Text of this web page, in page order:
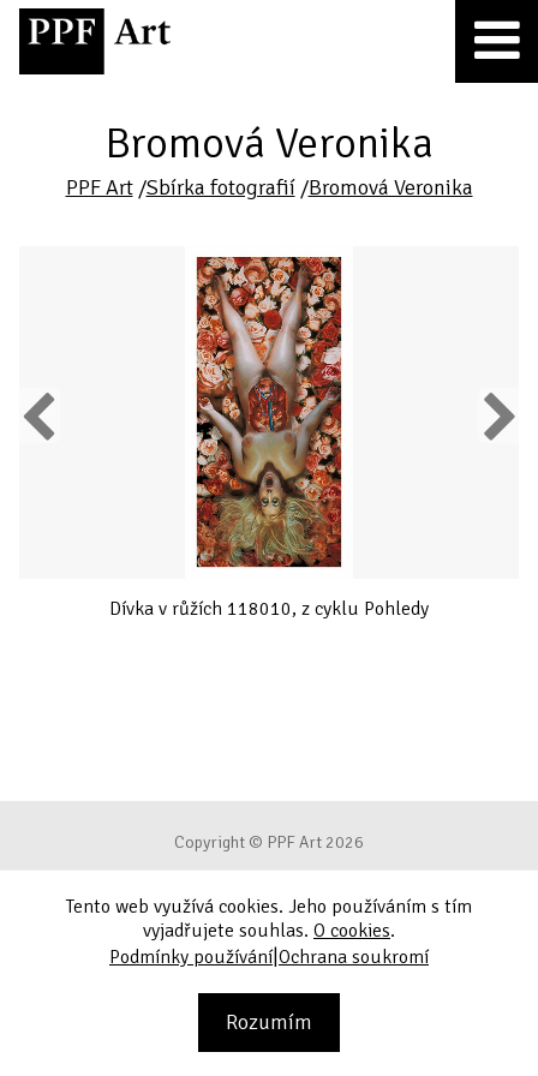
Bromová Veronika
PPF Art/Sbírka fotografií/Bromová Veronika
Previous
Dívka v růžích 118010, z cyklu Pohledy
Next
Copyright © PPF Art 2026
Podmínky používání
Ochrana soukromí
Tento web využívá cookies. Jeho používáním s tím
vyjadřujete souhlas. O cookies.
Podmínky používání|Ochrana soukromí
Rozumím